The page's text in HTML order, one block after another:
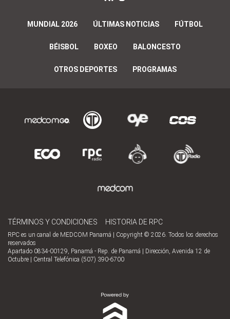
MUNDIAL 2026 ÚLTIMAS NOTICIAS FÚTBOL
BÉISBOL BOXEO BALONCESTO
OTROS DEPORTES PROGRAMAS
TÉRMINOS Y CONDICIONES HISTORIA DE RPC
RPC es un canal de MEDCOM Panamá | Copyright © 2026. Todos los derechos
reservados
Apartado 0834-00129, Panamá - Rep. de Panamá | Dirección, Avenida 12 de
Octubre | Central Telefónica (507) 390-6700